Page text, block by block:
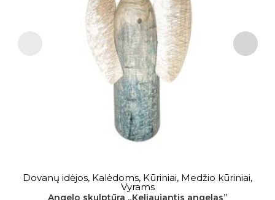
Į KREPŠELĮ
Dovanų idėjos, Kalėdoms, Kūriniai, Medžio kūriniai,
Vyrams